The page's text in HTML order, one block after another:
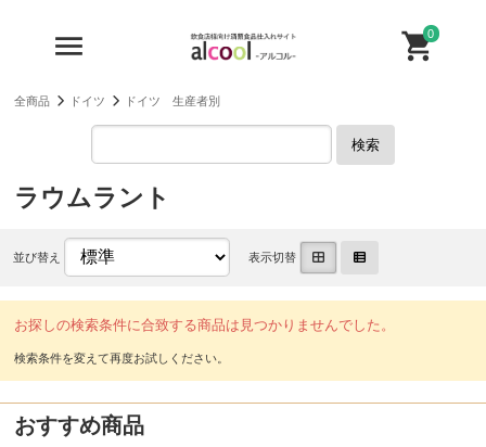
0
全商品 ドイツ ドイツ 生産者別
検索
ラウムラント
並び替え 表示切替
お探しの検索条件に合致する商品は見つかりませんでした。
おすすめ商品